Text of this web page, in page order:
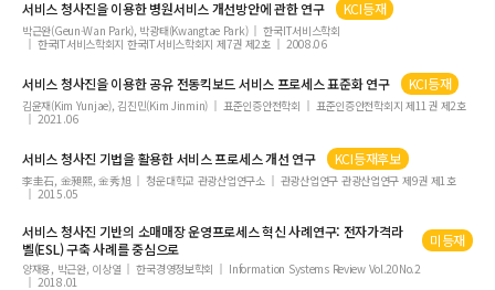
서비스청사진을 이용한 병원서비스개선방안에 관한 연구 KCI등재
박근완(Geun-Wan Park), 박광태(Kwangtae Park)
한국IT서비스학회
한국IT서비스학회지 한국IT서비스학회지 제7권 제2호
2008.06
서비스청사진을 이용한 공유 전동킥보드 서비스프로세스 표준화 연구 KCI등재
김윤재(Kim Yunjae), 김진민(Kim Jinmin) 표준인증안전학회
표준인증안전학회지 제11권 제2호
2021.06
서비스청사진 기법을 활용한서비스프로세스 개선 연구 KCI등재후보
李圭石, 金昶熙, 金秀旭 청운대학교 관광산업연구소
관광산업연구 관광산업연구 제9권 제1호
2015.05
서비스청사진 기반의 소매매장 운영프로세스 혁신 사례연구: 전자가격라
벨(ESL) 구축 사례를 중심으로
미등재
양재용, 박근완, 이상열 한국경영정보학회
Information Systems Review Vol.20No.2
2018.01